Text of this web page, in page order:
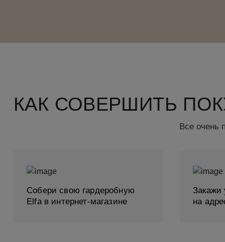
КАК СОВЕРШИТЬ
Все очень
Собери свою гардеробную
Elfa в интернет-магазине
Закажи
на